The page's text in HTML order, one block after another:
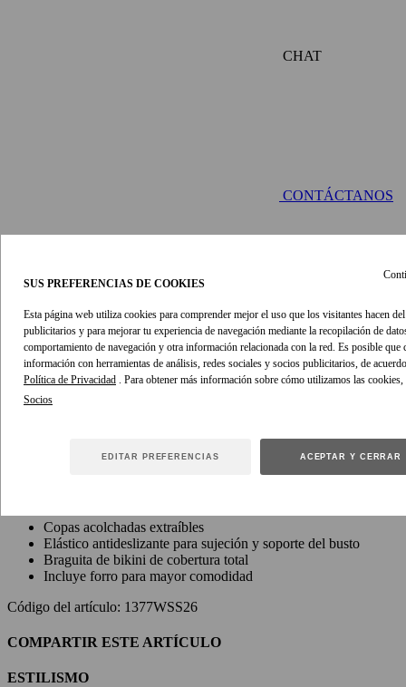
SUS PREFERENCIAS DE COOKIES
Esta página web utiliza cookies para comprender mejor el uso que los visitantes hacen
publicitarios y para mejorar tu experiencia de navegación mediante la recopilación de
comportamiento de navegación y otra información relacionada con la red. Es posible que
información con herramientas de análisis, redes sociales y socios publicitarios, de
Política de Privacidad . Para obtener más información sobre cómo utilizamos las
EDITAR PREFERENCIAS ACEPTAR Y CERRAR
CHAT
CONTÁCTANOS
DETALLES Y ESTILO
- paso
activo
DETALLES DEL ARTÍCULO
Copas acolchadas extraíbles
Elástico antideslizante para sujeción y soporte del busto
Braguita de bikini de cobertura total
Incluye forro para mayor comodidad
Código del artículo: 1377WSS26
COMPARTIR ESTE ARTÍCULO
ESTILISMO